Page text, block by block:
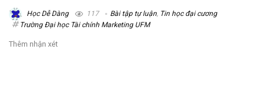
Học Dễ Dàng 117 Bài tập tự luận, Tin học đại cương
Trường Đại học Tài chính Marketing UFM
Thêm nhận xét